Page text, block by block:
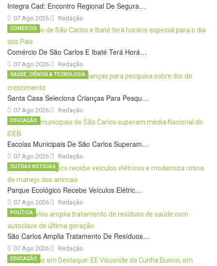
Integra Cad: Encontro Regional De Segura…
07 Ago 2026 Redação
Comércio De São Carlos E Ibaté Terá Horá…
07 Ago 2026
COMÉRCIO
Redação
Santa Casa Seleciona Crianças Para Pesqu…
07 Ago 2026
SAÚDE, CIÊNCIA & TECNOLOGIA
Redação
Escolas Municipais De São Carlos Superam…
07 Ago 2026
EDUCAÇÃO
Redação
Parque Ecológico Recebe Veículos Elétric…
07 Ago 2026
OUTRAS NOTÍCIAS
Redação
São Carlos Amplia Tratamento De Resíduos…
07 Ago 2026
POLÍTICA
Redação
EDUCAÇÃO